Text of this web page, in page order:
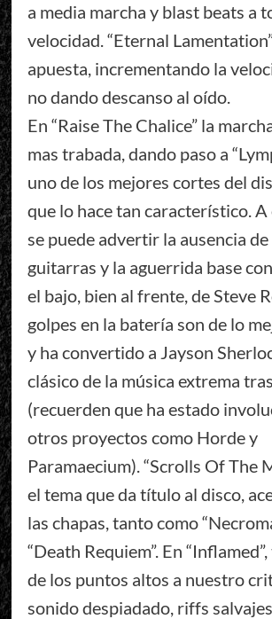
a media marcha y blast beats a
velocidad. “Eternal
apuesta, incrementando la
no dando descanso al oído.
En “Raise The Chalice” la
mas trabada, dando paso a
uno de los mejores cortes del
que lo hace tan característico.
se puede advertir la ausencia
guitarras y la aguerrida base
el bajo, bien al frente, de Steve
golpes en la batería son de lo
y ha convertido a Jayson
clásico de la música extrema
(recuerden que ha estado
otros proyectos como Horde y
Paramaecium). “Scrolls Of The
el tema que da título al disco,
las chapas, tanto como
“Death Requiem”. En
de los puntos altos a nuestro
sonido despiadado, riffs